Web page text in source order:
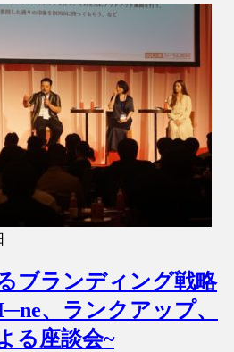
ブランディング戦略
、ランクアップ、
る座談会~